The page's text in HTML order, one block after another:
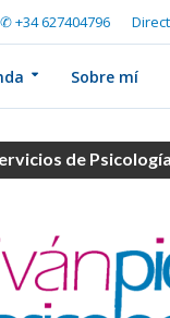
✆ +34 627404796
Sobre mí
de